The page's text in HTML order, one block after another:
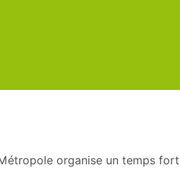
organise un temps